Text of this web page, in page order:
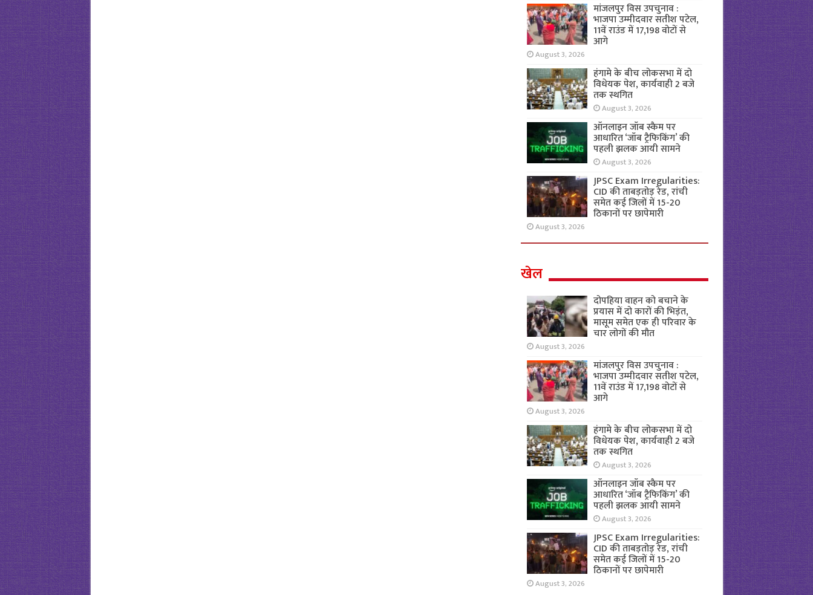
मांजलपुर विस उपचुनाव :
भाजपा उम्मीदवार सतीश पटेल,
11वें राउंड में 17,198 वोटों से
आगे
August 3, 2026
हंगामे के बीच लोकसभा में दो
विधेयक पेश, कार्यवाही 2 बजे
तक स्थगित
August 3, 2026
ऑनलाइन जॉब स्कैम पर
आधारित ‘जॉब ट्रैफिकिंग’ की
पहली झलक आयी सामने
August 3, 2026
JPSC Exam Irregularities:
CID की ताबड़तोड़ रेड, रांची
समेत कई जिलों में 15-20
ठिकानों पर छापेमारी
August 3, 2026
खेल
दोपहिया वाहन को बचाने के
प्रयास में दो कारों की भिड़ंत,
मासूम समेत एक ही परिवार के
चार लोगों की मौत
August 3, 2026
मांजलपुर विस उपचुनाव :
भाजपा उम्मीदवार सतीश पटेल,
11वें राउंड में 17,198 वोटों से
आगे
August 3, 2026
हंगामे के बीच लोकसभा में दो
विधेयक पेश, कार्यवाही 2 बजे
तक स्थगित
August 3, 2026
ऑनलाइन जॉब स्कैम पर
आधारित ‘जॉब ट्रैफिकिंग’ की
पहली झलक आयी सामने
August 3, 2026
JPSC Exam Irregularities:
CID की ताबड़तोड़ रेड, रांची
समेत कई जिलों में 15-20
ठिकानों पर छापेमारी
August 3, 2026